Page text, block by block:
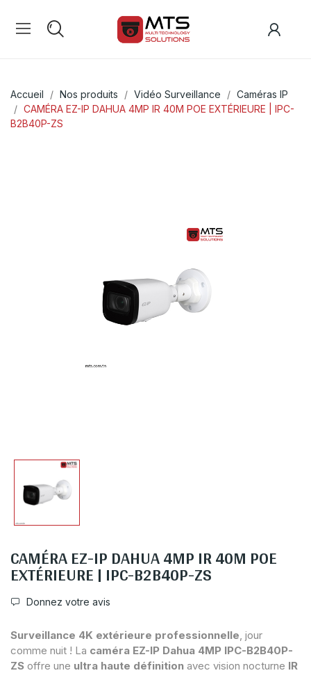
Accueil Nos produits Vidéo Surveillance
Caméras IP
CAMÉRA EZ-IP DAHUA 4MP IR 40M POE EXTÉRIEURE | IPC-
B2B40P-ZS
CAMÉRA EZ-IP DAHUA 4MP IR 40M POE
EXTÉRIEURE | IPC-B2B40P-ZS
Donnez votre avis
Surveillance 4K extérieure professionnelle , jour
comme nuit ! La caméra EZ-IP Dahua 4MP IPC-B2B40P-
ZS offre une ultra haute définition avec vision nocturne IR